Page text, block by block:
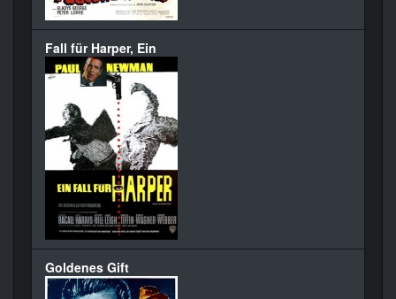
Fall für Harper, Ein
Goldenes Gift